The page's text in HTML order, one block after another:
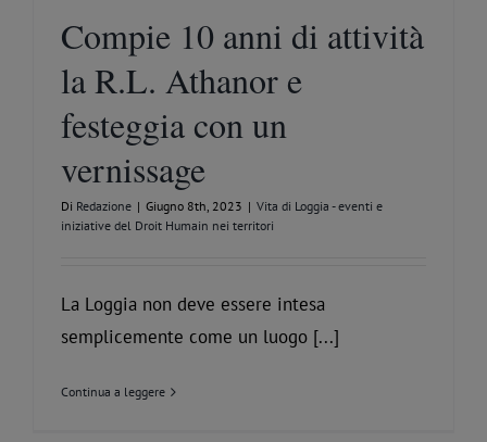
Compie 10 anni di attività
la R.L. Athanor e
festeggia con un
vernissage
Di Redazione | Giugno 8th, 2023 | Vita di Loggia - eventi e
iniziative del Droit Humain nei territori
La Loggia non deve essere intesa
semplicemente come un luogo [...]
Continua a leggere